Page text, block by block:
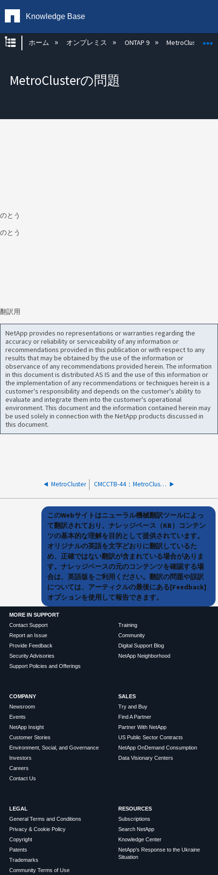
Knowledge Base
グローバル階層を展開/折りたたむ
ホーム オンプレミス ONTAP 9 MetroCluster
MetroClusterの問題
のとう
のとう
翻訳用
NetApp provides no representations or warranties regarding the
accuracy or reliability or serviceability of any information or
recommendations provided in this publication or with respect to any
results that may be obtained by the use of the information or
observance of any recommendations provided herein. The information
in this document is distributed AS IS and the use of this information or
the implementation of any recommendations or techniques herein is a
customer's responsibility and depends on the customer's ability to
evaluate and integrate them into the customer's operational
environment. This document and the information contained herein may
be used solely in connection with the NetApp products discussed in
this document.
MetroCluster CMCCTB-44：MetroCluster Tiebreakerソフトウェアをjava.lang.UnsatisfiedLinkErrorで起動できません。
このWebサイトはニューラル機械翻訳ツールによっ
て翻訳されており、ナレッジベース（KB）コンテン
ツの基本的な理解を目的として提供されています。
オリジナルの英語を文字どおりに翻訳しているた
め、正確ではない翻訳が含まれている場合がありま
す。ナレッジベースの元のコンテンツを確認する場
合は、英語版をご利用ください。翻訳の問題や誤訳
については、アーティクルの最後にある[Feedback]
オプションを使用して報告できます。
MORE IN SUPPORT
Contact Support
Report an Issue
Provide Feedback
Security Advisories
Support Policies and Offerings
Training
Community
Digital Support Blog
NetApp Neighborhood
COMPANY
Newsroom
Events
NetApp Insight
Customer Stories
Environment, Social, and Governance
Investors
Careers
Contact Us
SALES
Try and Buy
Find A Partner
Partner With NetApp
US Public Sector Contracts
NetApp OnDemand Consumption
Data Visionary Centers
LEGAL
General Terms and Conditions
Privacy & Cookie Policy
Copyright
Patents
Trademarks
Community Terms of Use
RESOURCES
Subscriptions
Search NetApp
Knowledge Center
NetApp's Response to the Ukraine
Situation